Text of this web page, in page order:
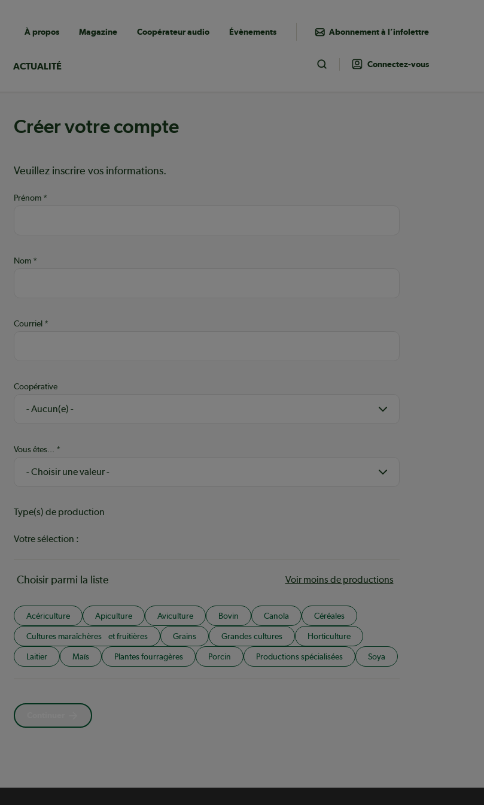
Navigation
utilitaire
À propos Magazine Coopérateur audio Évènements Abonnement à l’infolettre
ACTUALITÉ Toggle Search
Connectez-vous
Créer votre compte
Aide :
Veuillez inscrire vos informations.
Prénom
Nom
Courriel
Coopérative
Vous êtes...
Type(s) de production
Votre sélection :
Choisir parmi la liste Voir moins de productions
Acériculture Apiculture Aviculture Bovin Canola Céréales
Cultures maraîchères et fruitières Grains Grandes cultures Horticulture
Laitier Maïs Plantes fourragères Porcin Productions spécialisées Soya